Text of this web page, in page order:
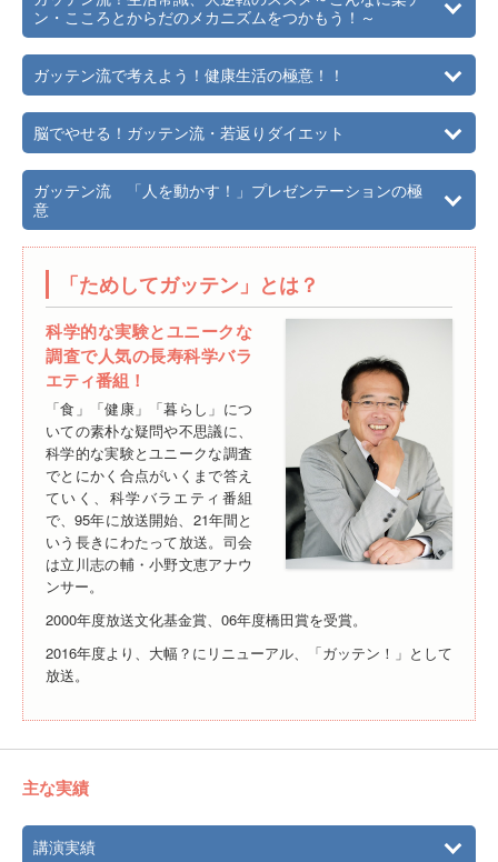
ン・こころとからだのメカニズムをつかもう！～
ガッテン流で考えよう！健康生活の極意！！
脳でやせる！ガッテン流・若返りダイエット
ガッテン流 「人を動かす！」プレゼンテーションの極
意
「ためしてガッテン」とは？
科学的な実験とユニークな
調査で人気の長寿科学バラ
エティ番組！
「食」「健康」「暮らし」につ
いての素朴な疑問や不思議に、
科学的な実験とユニークな調査
でとにかく合点がいくまで答え
ていく、科学バラエティ番組
で、95年に放送開始、21年間と
いう長きにわたって放送。司会
は立川志の輔・小野文恵アナウ
ンサー。
2000年度放送文化基金賞、06年度橋田賞を受賞。
2016年度より、大幅？にリニューアル、「ガッテン！」として
放送。
主な実績
講演実績